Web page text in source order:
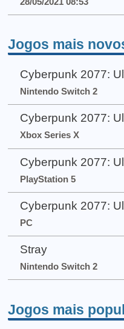
Jogos mais
Cyberpunk 2077:
Nintendo Switch 2
Cyberpunk 2077:
Xbox Series X
Cyberpunk 2077:
PlayStation 5
Cyberpunk 2077:
PC
Stray
Nintendo Switch 2
Jogos mais